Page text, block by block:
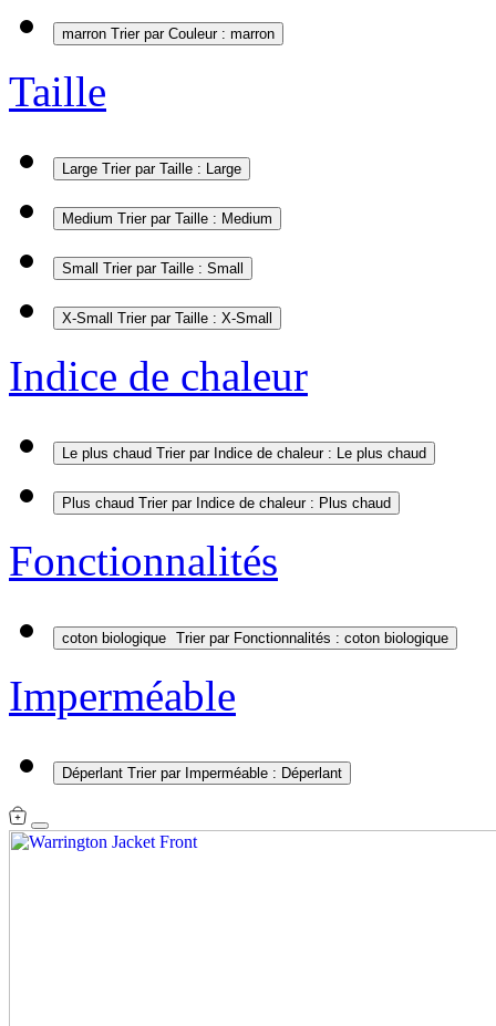
marron Trier par Couleur : marron
Taille
Large Trier par Taille : Large
Medium Trier par Taille : Medium
Small Trier par Taille : Small
X-Small Trier par Taille : X-Small
Indice de chaleur
Le plus chaud Trier par Indice de chaleur : Le plus chaud
Plus chaud Trier par Indice de chaleur : Plus chaud
Fonctionnalités
coton biologique Trier par Fonctionnalités : coton biologique
Imperméable
Déperlant Trier par Imperméable : Déperlant